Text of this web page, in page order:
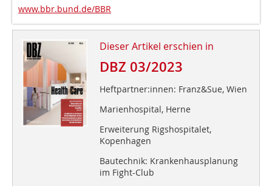
www.bbr.bund.de/BBR
Dieser Artikel erschien in
DBZ 03/2023
Heftpartner:innen: Franz&Sue, Wien
Marienhospital, Herne
Erweiterung Rigshospitalet,
Kopenhagen
Bautechnik: Krankenhausplanung
im Fight-Club